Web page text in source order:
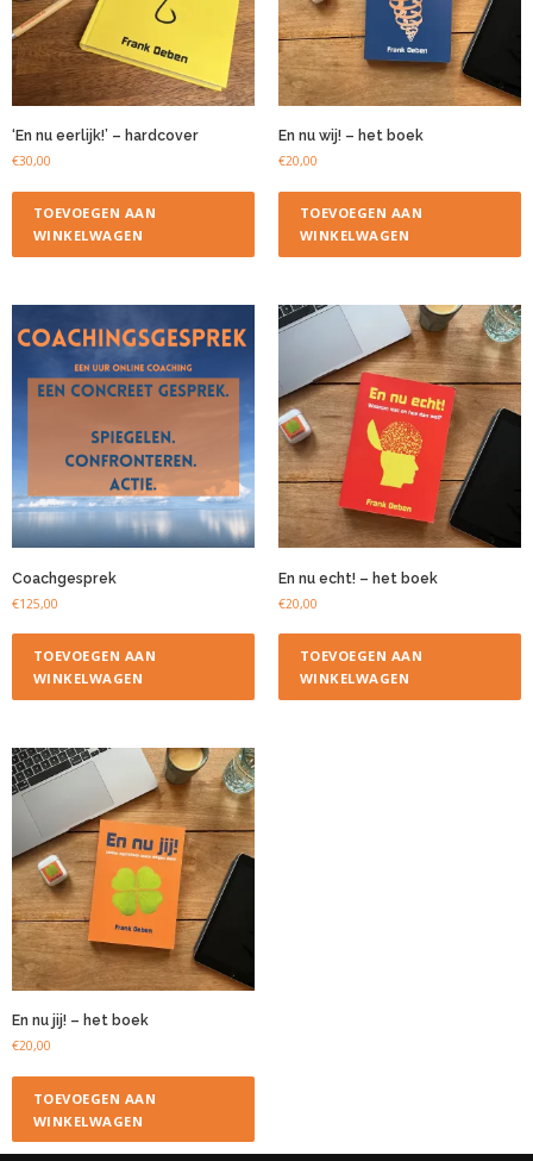
‘En nu eerlijk!’ – hardcover
€30,00
TOEVOEGEN AAN
WINKELWAGEN
En nu wij! – het boek
€20,00
TOEVOEGEN AAN
WINKELWAGEN
Coachgesprek
€125,00
TOEVOEGEN AAN
WINKELWAGEN
En nu echt! – het boek
€20,00
TOEVOEGEN AAN
WINKELWAGEN
En nu jij! – het boek
€20,00
TOEVOEGEN AAN
WINKELWAGEN